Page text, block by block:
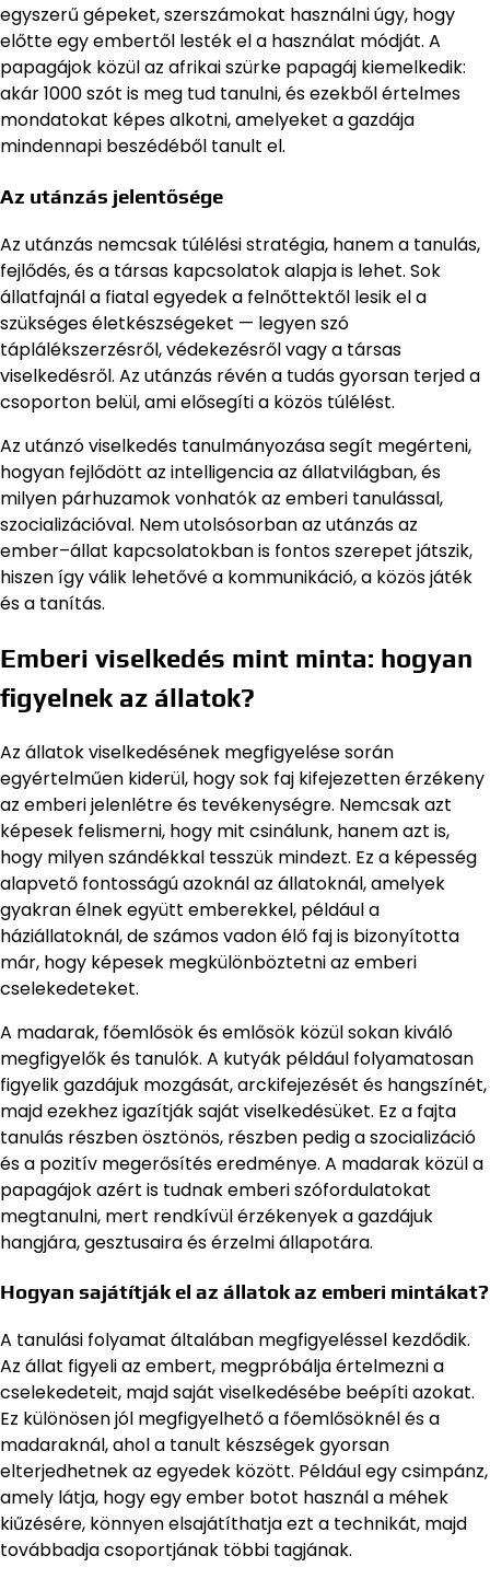
egyszerű gépeket, szerszámokat használni úgy, hogy
előtte egy embertől lesték el a használat módját. A
papagájok közül az afrikai szürke papagáj kiemelkedik:
akár 1000 szót is meg tud tanulni, és ezekből értelmes
mondatokat képes alkotni, amelyeket a gazdája
mindennapi beszédéből tanult el.
Az utánzás jelentősége
Az utánzás nemcsak túlélési stratégia, hanem a tanulás,
fejlődés, és a társas kapcsolatok alapja is lehet. Sok
állatfajnál a fiatal egyedek a felnőttektől lesik el a
szükséges életkészségeket — legyen szó
táplálékszerzésről, védekezésről vagy a társas
viselkedésről. Az utánzás révén a tudás gyorsan terjed a
csoporton belül, ami elősegíti a közös túlélést.
Az utánzó viselkedés tanulmányozása segít megérteni,
hogyan fejlődött az intelligencia az állatvilágban, és
milyen párhuzamok vonhatók az emberi tanulással,
szocializációval. Nem utolsósorban az utánzás az
ember–állat kapcsolatokban is fontos szerepet játszik,
hiszen így válik lehetővé a kommunikáció, a közös játék
és a tanítás.
Emberi viselkedés mint minta: hogyan
figyelnek az állatok?
Az állatok viselkedésének megfigyelése során
egyértelműen kiderül, hogy sok faj kifejezetten érzékeny
az emberi jelenlétre és tevékenységre. Nemcsak azt
képesek felismerni, hogy mit csinálunk, hanem azt is,
hogy milyen szándékkal tesszük mindezt. Ez a képesség
alapvető fontosságú azoknál az állatoknál, amelyek
gyakran élnek együtt emberekkel, például a
háziállatoknál, de számos vadon élő faj is bizonyította
már, hogy képesek megkülönböztetni az emberi
cselekedeteket.
A madarak, főemlősök és emlősök közül sokan kiváló
megfigyelők és tanulók. A kutyák például folyamatosan
figyelik gazdájuk mozgását, arckifejezését és hangszínét,
majd ezekhez igazítják saját viselkedésüket. Ez a fajta
tanulás részben ösztönös, részben pedig a szocializáció
és a pozitív megerősítés eredménye. A madarak közül a
papagájok azért is tudnak emberi szófordulatokat
megtanulni, mert rendkívül érzékenyek a gazdájuk
hangjára, gesztusaira és érzelmi állapotára.
Hogyan sajátítják el az állatok az emberi mintákat?
A tanulási folyamat általában megfigyeléssel kezdődik.
Az állat figyeli az embert, megpróbálja értelmezni a
cselekedeteit, majd saját viselkedésébe beépíti azokat.
Ez különösen jól megfigyelhető a főemlősöknél és a
madaraknál, ahol a tanult készségek gyorsan
elterjedhetnek az egyedek között. Például egy csimpánz,
amely látja, hogy egy ember botot használ a méhek
kiűzésére, könnyen elsajátíthatja ezt a technikát, majd
továbbadja csoportjának többi tagjának.